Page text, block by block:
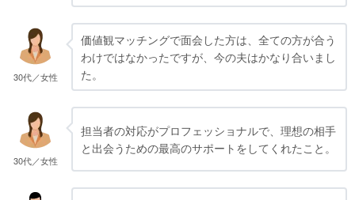
30代／女性
価値観マッチングで面会した方は、全ての方が合う
わけではなかったですが、今の夫はかなり合いまし
た。
30代／女性
担当者の対応がプロフェッショナルで、理想の相手
と出会うための最高のサポートをしてくれたこと。